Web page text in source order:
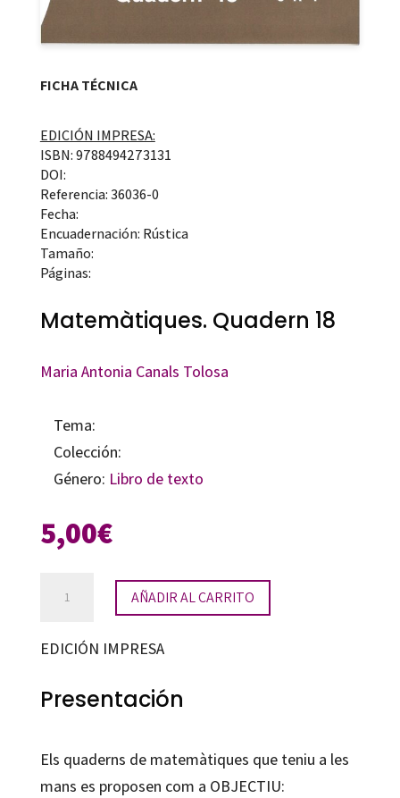
FICHA TÉCNICA
EDICIÓN IMPRESA:
ISBN: 9788494273131
DOI:
Referencia: 36036-0
Fecha:
Encuadernación: Rústica
Tamaño:
Páginas:
Matemàtiques. Quadern 18
Maria Antonia Canals Tolosa
Tema:
Colección:
Género: Libro de texto
5,00€
Matemàtiques.
18
AÑADIR AL CARRITO
EDICIÓN IMPRESA
Presentación
Els quaderns de matemàtiques que teniu a les
mans es proposen com a OBJECTIU: